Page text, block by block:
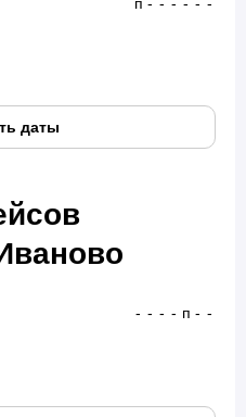
даты
- - - - п - -